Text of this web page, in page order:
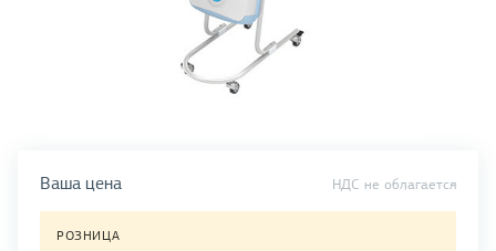
Ваша цена НДС не облагается
РОЗНИЦА